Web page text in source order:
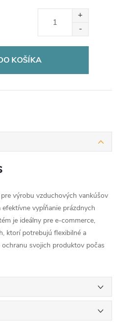
KOŠÍKA
výrobu vzduchových vankúšov
vypĺňanie prázdnych
je ideálny pre e-commerce,
ktorí potrebujú flexibilné a
svojich produktov počas